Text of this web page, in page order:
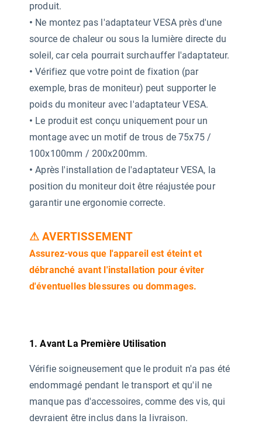
produit.
• Ne montez pas l'adaptateur VESA près d'une
source de chaleur ou sous la lumière directe du
soleil, car cela pourrait surchauffer l'adaptateur.
• Vérifiez que votre point de fixation (par
exemple, bras de moniteur) peut supporter le
poids du moniteur avec l'adaptateur VESA.
• Le produit est conçu uniquement pour un
montage avec un motif de trous de 75x75 /
100x100mm / 200x200mm.
• Après l'installation de l'adaptateur VESA, la
position du moniteur doit être réajustée pour
garantir une ergonomie correcte.
⚠ AVERTISSEMENT
Assurez-vous que l'appareil est éteint et
débranché avant l'installation pour éviter
d'éventuelles blessures ou dommages.
1. Avant La Première Utilisation
Vérifie soigneusement que le produit n'a pas été
endommagé pendant le transport et qu'il ne
manque pas d'accessoires, comme des vis, qui
devraient être inclus dans la livraison.